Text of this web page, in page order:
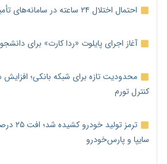
احتمال اختلال ۲۴ ساعته در سامانه‌های تأمین اجتماعی
آغاز اجرای پایلوت «ردا کارت» برای
محدودیت تازه برای شبکه بانکی؛
کنترل تورم
ترمز
سایپا و پارس‌خودرو